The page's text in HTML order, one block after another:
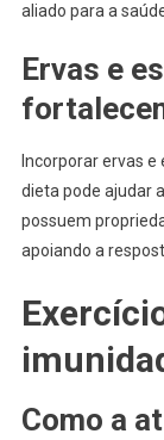
aliado para a
Ervas e
Incorporar ervas
dieta pode ajudar
possuem
apoiando a
Como a